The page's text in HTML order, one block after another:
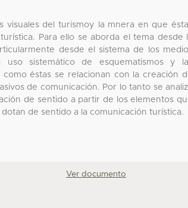
visuales del turismoy la mnera en que
Para ello se aborda el tema desde
desde el sistema de los
sistemático de esquematismos y
éstas se relacionan con la creación
de comunicación. Por lo tanto se
de sentido a partir de los elementos
de sentido a la comunicación turística.
Ver documento